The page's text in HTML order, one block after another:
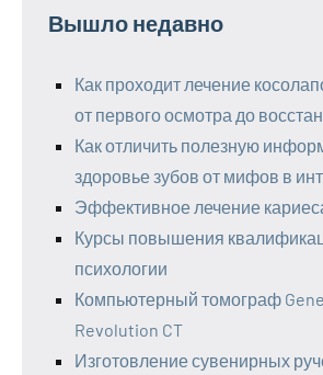
Вышло недавно
Как проходит лечение
от первого осмотра до
Как отличить полезную
здоровье зубов от мифов в
Эффективное лечение
Курсы повышения
психологии
Компьютерный томограф
Revolution CT
Изготовление сувенирных